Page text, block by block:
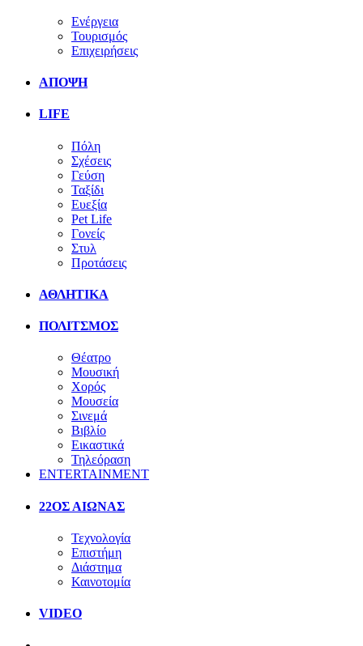
Ενέργεια
Τουρισμός
Επιχειρήσεις
ΑΠΟΨΗ
LIFE
Πόλη
Σχέσεις
Γεύση
Ταξίδι
Ευεξία
Pet Life
Γονείς
Στυλ
Προτάσεις
ΑΘΛΗΤΙΚΑ
ΠΟΛΙΤΣΜΟΣ
Θέατρο
Μουσική
Χορός
Μουσεία
Σινεμά
Βιβλίο
Εικαστικά
Τηλεόραση
ENTERTAINMENT
22ΟΣ ΑΙΩΝΑΣ
Τεχνολογία
Επιστήμη
Διάστημα
Καινοτομία
VIDEO